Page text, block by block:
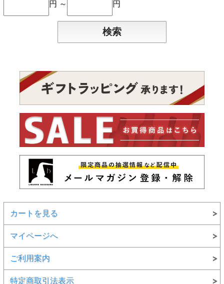
円 ～
円
カートを見る
マイページへ
ご利用案内
特定商取引法表示